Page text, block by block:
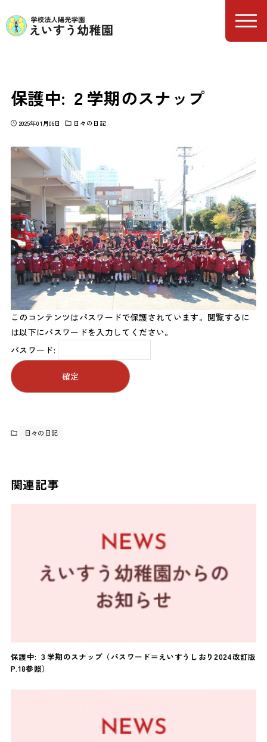
保護中: ２学期のスナップ
2025年01月06日 日々の日記
このコンテンツはパスワードで保護されています。閲覧するに
は以下にパスワードを入力してください。
パスワード:
日々の日記
関連記事
保護中: ３学期のスナップ（パスワード＝えいすうしおり2024改訂版
P.18参照）